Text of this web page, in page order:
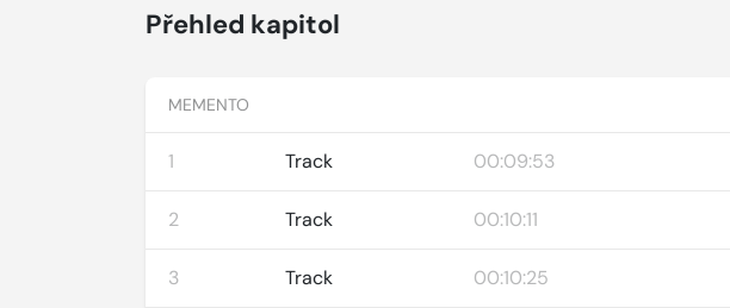
Přehled kapitol
MEMENTO
1 Track 00:09:53
2 Track 00:10:11
3 Track 00:10:25